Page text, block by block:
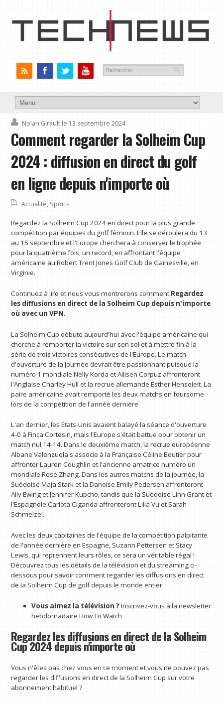
Nolan Girault le 13 septembre 2024
Comment regarder la Solheim Cup
2024 : diffusion en direct du golf
en ligne depuis n'importe où
Actualité, Sports
Regardez la Solheim Cup 2024 en direct pour la plus grande
compétition par équipes du golf féminin. Elle se déroulera du 13
au 15 septembre et l'Europe cherchera à conserver le trophée
pour la quatrième fois, un record, en affrontant l'équipe
américaine au Robert Trent Jones Golf Club de Gainesville, en
Virginie.
Continuez à lire et nous vous montrerons comment Regardez
les diffusions en direct de la Solheim Cup depuis n'importe
où avec un VPN.
La Solheim Cup débute aujourd'hui avec l'équipe américaine qui
cherche à remporter la victoire sur son sol et à mettre fin à la
série de trois victoires consécutives de l'Europe. Le match
d'ouverture de la journée devrait être passionnant puisque la
numéro 1 mondiale Nelly Korda et Allisen Corpuz affronteront
l'Anglaise Charley Hull et la recrue allemande Esther Henseleit. La
paire américaine avait remporté les deux matchs en foursome
lors de la compétition de l'année dernière.
L'an dernier, les Etats-Unis avaient balayé la séance d'ouverture
4-0 à Finca Cortesin, mais l'Europe s'était battue pour obtenir un
match nul 14-14. Dans le deuxième match, la recrue européenne
Albane Valenzuela s'associe à la Française Céline Boutier pour
affronter Lauren Coughlin et l'ancienne amatrice numéro un
mondiale Rose Zhang. Dans les autres matchs de la journée, la
Suédoise Maja Stark et la Danoise Emily Pedersen affronteront
Ally Ewing et Jennifer Kupcho, tandis que la Suédoise Linn Grant et
l'Espagnole Carlota Ciganda affronteront Lilia Vu et Sarah
Schmelzel.
Avec les deux capitaines de l'équipe de la compétition palpitante
de l'année dernière en Espagne, Suzann Pettersen et Stacy
Lewis, qui reprennent leurs rôles, ce sera un véritable régal !
Découvrez tous les détails de la télévision et du streaming ci-
dessous pour savoir comment regarder les diffusions en direct
de la Solheim Cup de golf depuis le monde entier.
Vous aimez la télévision ? Inscrivez-vous à la newsletter
hebdomadaire How To Watch
Regardez les diffusions en direct de la Solheim
Cup 2024 depuis n'importe où
Vous n'êtes pas chez vous en ce moment et vous ne pouvez pas
regarder les diffusions en direct de la Solheim Cup sur votre
abonnement habituel ?